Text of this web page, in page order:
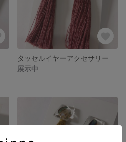
タッセルイヤーアクセサリー
展示中